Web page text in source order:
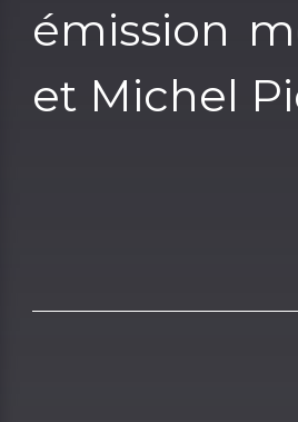
émission
et Michel